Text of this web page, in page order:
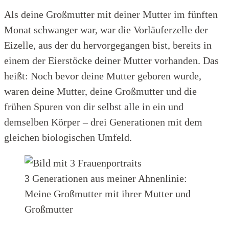
Als deine Großmutter mit deiner Mutter im fünften
Monat schwanger war, war die Vorläuferzelle der
Eizelle, aus der du hervorgegangen bist, bereits in
einem der Eierstöcke deiner Mutter vorhanden. Das
heißt: Noch bevor deine Mutter geboren wurde,
waren deine Mutter, deine Großmutter und die
frühen Spuren von dir selbst alle in ein und
demselben Körper – drei Generationen mit dem
gleichen biologischen Umfeld.
3 Generationen aus meiner Ahnenlinie:
Meine Großmutter mit ihrer Mutter und
Großmutter